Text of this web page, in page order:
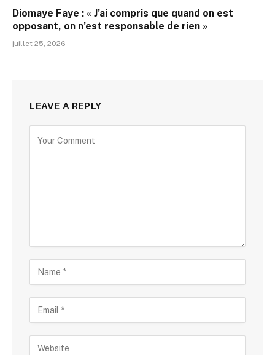
Diomaye Faye : « J’ai compris que quand on est
opposant, on n’est responsable de rien »
juillet 25, 2026
LEAVE A REPLY